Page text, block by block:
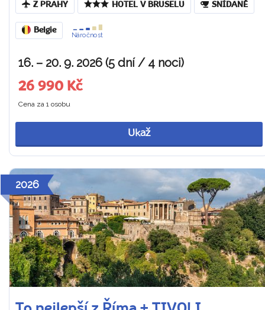
Z PRAHY HOTEL V BRUSELU SNÍDANĚ
Belgie
Náročnost
16. – 20. 9. 2026 (5 dní / 4 noci)
26 990 Kč
Cena za 1 osobu
Ukaž
2026